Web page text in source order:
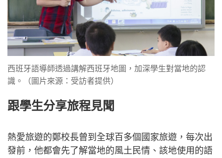
西班牙語導師透過講解西班牙地圖，加深學生對當地的認
識。（圖片來源：受訪者提供）
跟學生分享旅程見聞
熱愛旅遊的鄭校長曾到全球百多個國家旅遊，每次出
發前，他都會先了解當地的風土民情、該地使用的語